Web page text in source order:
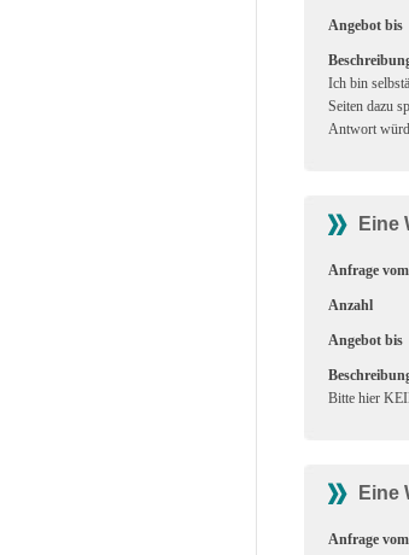
Angebot bis
Ich bin
Seiten dazu
Antwort
Eine
Anfrage vom
Anzahl
Angebot bis
Bitte hier
Eine
Anfrage vom